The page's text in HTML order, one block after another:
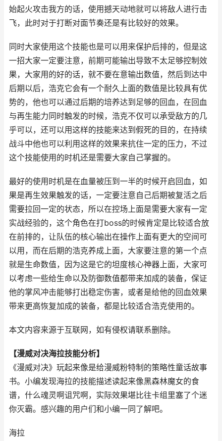
始起火攻击我方的话，使用撼天动地就可以将敌人进行击
飞，此时对于打断对面节奏还是有比较好的效果。
同时大家使用这个技能也是可以用来保护后排的，但是这
一招大家一定要注意，前期可能输出导致不太足够控制效
果，大家用的好的话，就不要在意输出数值，然后到达中
后期以后，浩克它会有一个耐久上面的数值是比较具有优
势的，他也可以通过后期的培养达到足够的回血，在回血
与再生能力同时触发的时候，浩克不仅可以承受敌方的几
乎可以，还可以用这样的技能来达到假死的目的，在持续
战斗中他也可以利用这样的效果来抗住一定的压力，不过
这个技能使用的时机还是需要大家自己掌握的。
最好的使用时机是在血量被压到一半的时候开启回血，如
果是再生效果触发的话，一定要注意自己后期被复活之后
需要拉回一定的状态，所以在控场上面是需要大家有一定
实战经验的，这个角色在打boss的时候肯定是比较适合放
在前排的，让队伍的核心输出在操作上面有更大的空间可
以用，而在后期的浩克养成上面，大家要注意的第一个点
就是生命数值，因为这是它的坦度核心神器上面，大家可
以考虑一些给生命以及防御数值都带来加成的装备，保证
他的掌风冲击能够打出稳定伤害，或者是给他的回血效果
带来更高恢复加成的装备，都是比较适合浩克使用的。
本文内容来源于互联网，如有侵权请联系删除。
【漫威对决海拉技能分析】
《漫威对决》玩起来像是给漫威粉特制的策略性童话故事
书。小编发现海拉的技能描述读起来像黑森林魔女的食
谱，什么魂灵啊诅咒啊，实际效果堪比往卡组里塞了个迷
你灭霸。感兴趣的用户们和小编一同了解吧。
海拉